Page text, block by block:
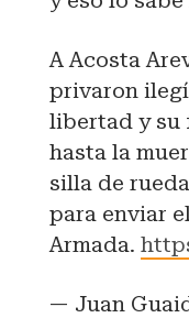
A Acosta
privaron
libertad y su
hasta la
silla de
para enviar
Armada.
— Juan